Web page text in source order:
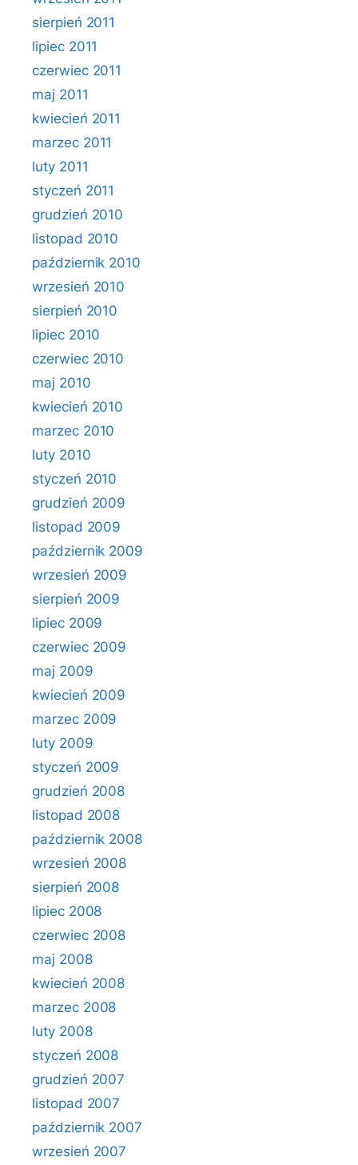
sierpień 2011
lipiec 2011
czerwiec 2011
maj 2011
kwiecień 2011
marzec 2011
luty 2011
styczeń 2011
grudzień 2010
listopad 2010
październik 2010
wrzesień 2010
sierpień 2010
lipiec 2010
czerwiec 2010
maj 2010
kwiecień 2010
marzec 2010
luty 2010
styczeń 2010
grudzień 2009
listopad 2009
październik 2009
wrzesień 2009
sierpień 2009
lipiec 2009
czerwiec 2009
maj 2009
kwiecień 2009
marzec 2009
luty 2009
styczeń 2009
grudzień 2008
listopad 2008
październik 2008
wrzesień 2008
sierpień 2008
lipiec 2008
czerwiec 2008
maj 2008
kwiecień 2008
marzec 2008
luty 2008
styczeń 2008
grudzień 2007
listopad 2007
październik 2007
wrzesień 2007